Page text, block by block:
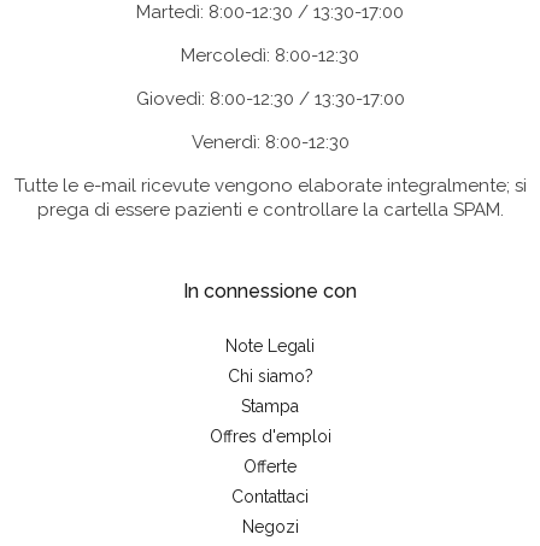
Martedì: 8:00-12:30 / 13:30-17:00
Mercoledì: 8:00-12:30
Giovedì: 8:00-12:30 / 13:30-17:00
Venerdì: 8:00-12:30
Tutte le e-mail ricevute vengono elaborate integralmente; si
prega di essere pazienti e controllare la cartella SPAM.
In connessione con
Note Legali
Chi siamo?
Stampa
Offres d'emploi
Offerte
Contattaci
Negozi